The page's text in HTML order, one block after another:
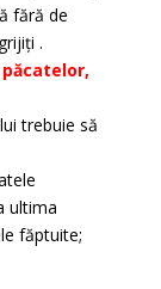
fără de
.
trebuie să
ultima
făptuite;